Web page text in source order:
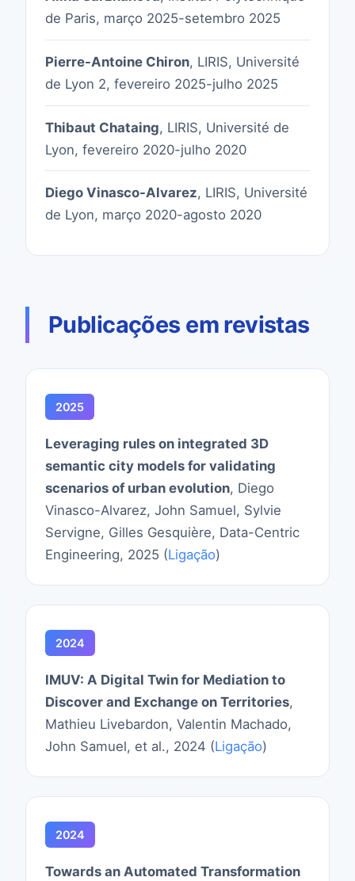
de Paris, março 2025-setembro 2025
Pierre-Antoine Chiron, LIRIS, Université
de Lyon 2, fevereiro 2025-julho 2025
Thibaut Chataing, LIRIS, Université de
Lyon, fevereiro 2020-julho 2020
Diego Vinasco-Alvarez, LIRIS, Université
de Lyon, março 2020-agosto 2020
Publicações em revistas
2025
Leveraging rules on integrated 3D
semantic city models for validating
scenarios of urban evolution, Diego
Vinasco-Alvarez, John Samuel, Sylvie
Servigne, Gilles Gesquière, Data-Centric
Engineering, 2025 (Ligação)
2024
IMUV: A Digital Twin for Mediation to
Discover and Exchange on Territories,
Mathieu Livebardon, Valentin Machado,
John Samuel, et al., 2024 (Ligação)
2024
Towards an Automated Transformation